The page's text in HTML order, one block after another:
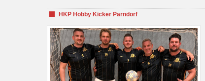
HKP Hobby Kicker Parndorf